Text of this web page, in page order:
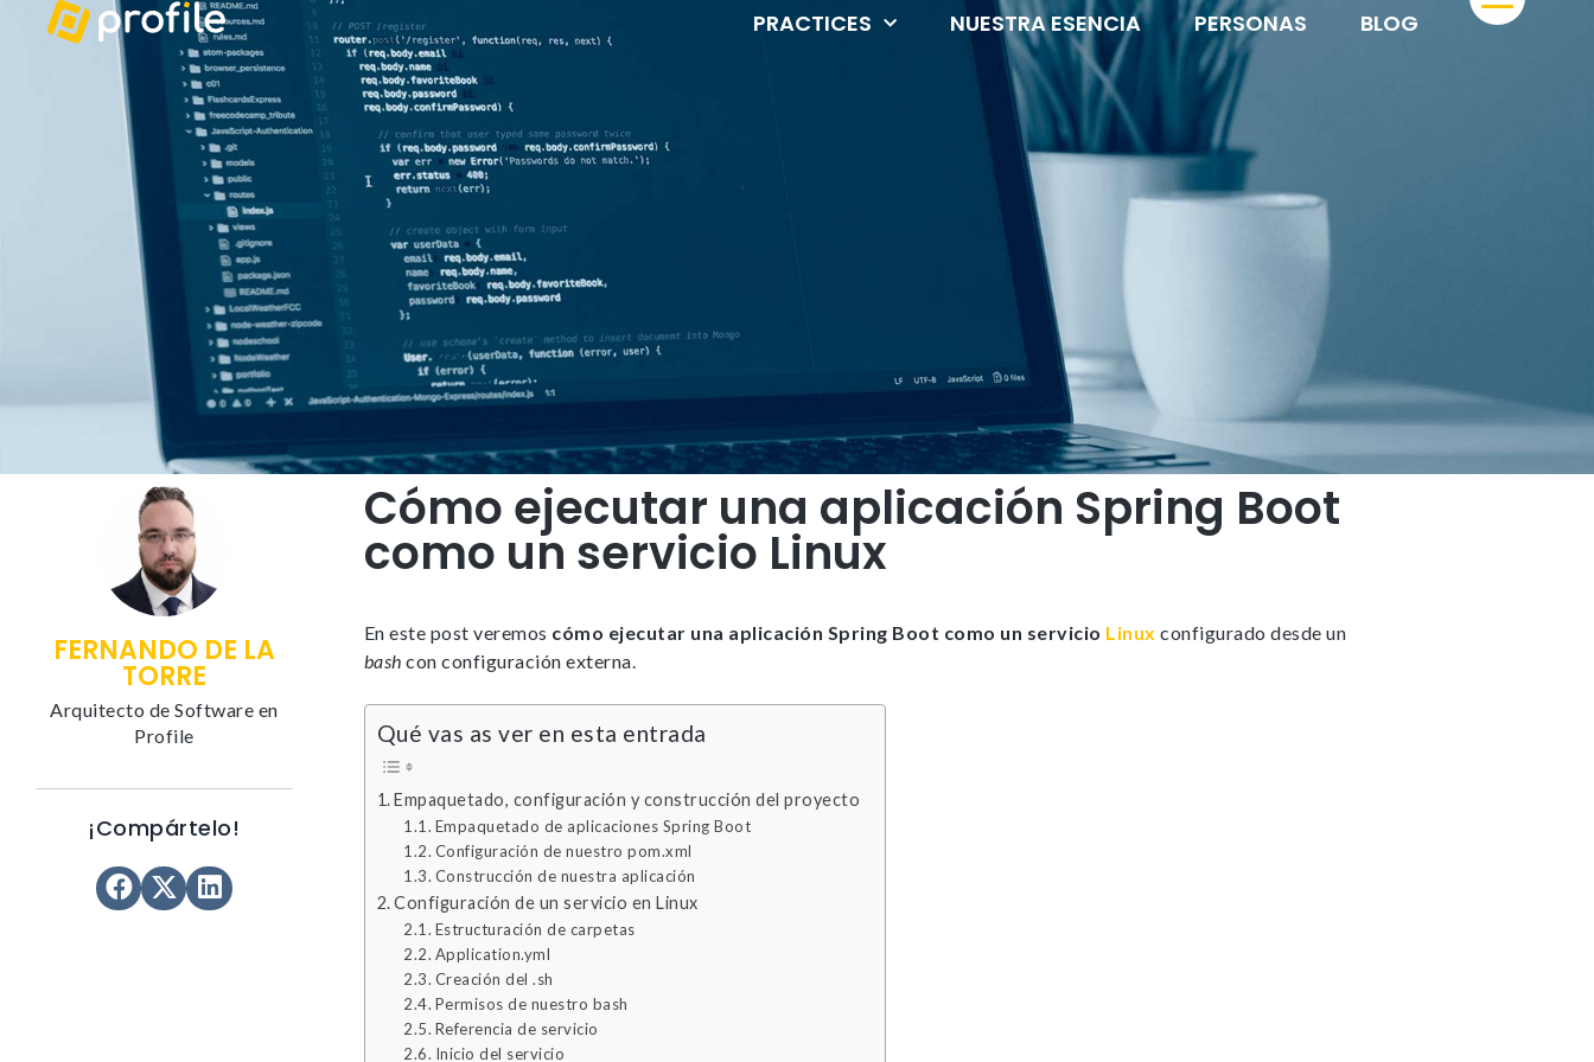
PRACTICES NUESTRA ESENCIA PERSONAS BLOG
FERNANDO DE LA
TORRE
Arquitecto de Software en
Profile
¡Compártelo!
Cómo ejecutar una aplicación Spring Boot
como un servicio Linux
En este post veremos cómo ejecutar una aplicación Spring Boot como un servicio Linux configurado desde un
bashcon configuración externa.
Qué vas as ver en esta entrada
Empaquetado, configuración y construcción del proyecto
Empaquetado de aplicaciones Spring Boot
Configuración de nuestro pom.xml
Construcción de nuestra aplicación
Configuración de un servicio en Linux
Estructuración de carpetas
Application.yml
Creación del .sh
Permisos de nuestro bash
Referencia de servicio
Inicio del servicio